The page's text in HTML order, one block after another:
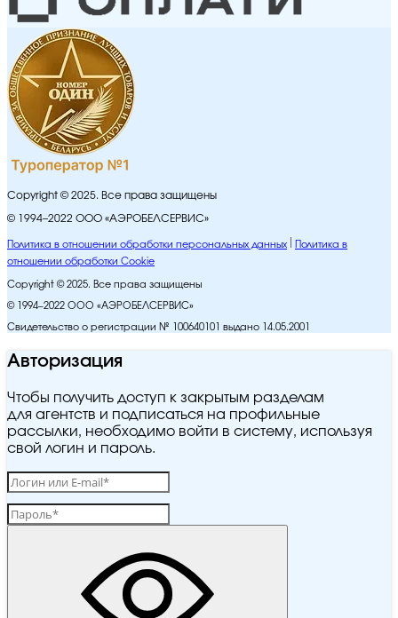
Copyright © 2025. Все права защищены
© 1994–2022 ООО «АЭРОБЕЛСЕРВИС»
Политика в отношении обработки персональных данных
Политика в
отношении обработки Cookie
Copyright © 2025. Все права защищены
© 1994–2022 ООО «АЭРОБЕЛСЕРВИС»
Свидетельство о регистрации № 100640101 выдано 14.05.2001
Авторизация
Чтобы получить доступ к закрытым разделам
для агентств и подписаться на профильные
рассылки, необходимо войти в систему, используя
свой логин и пароль.